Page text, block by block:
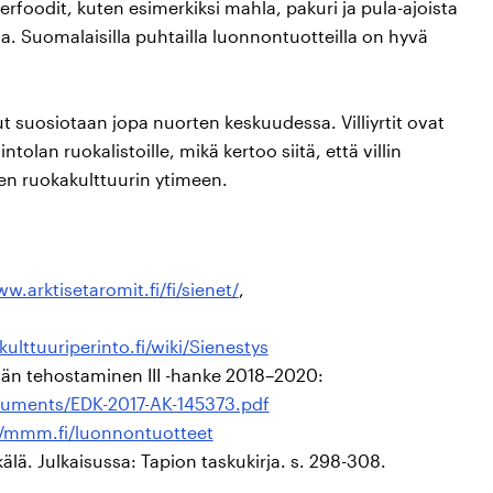
kuten esimerkiksi mahla, pakuri ja pula-ajoista
Suomalaisilla puhtailla luonnontuotteilla on hyvä
suosiotaan jopa nuorten keskuudessa. Villiyrtit ovat
ruokalistoille, mikä kertoo siitä, että villin
ruokakulttuurin ytimeen.
fi/sienet/,
wiki/Sienestys
tehostaminen III -hanke 2018–2020:
EDK-2017-AK-145373.pdf
luonnontuotteet
Julkaisussa: Tapion taskukirja. s. 298-308.